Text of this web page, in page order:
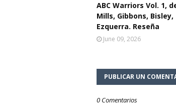
ABC Warriors Vol. 1,
Mills, Gibbons, Bisley,
Ezquerra. Reseña
June 09, 2026
PUBLICAR UN
0 Comentarios